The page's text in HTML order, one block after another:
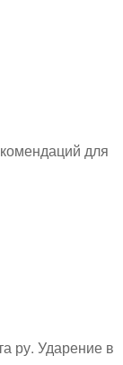
для
ру. Ударение в